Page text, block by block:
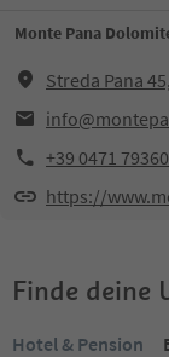
Monte Pana
Streda Pana
+39 0471
https://
Finde deine
Hotel & Pension